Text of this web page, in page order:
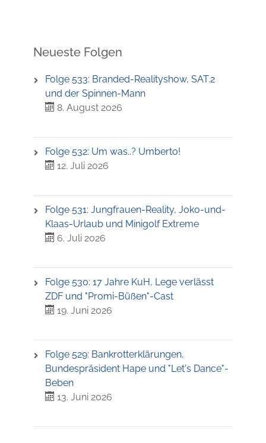
Neueste Folgen
Folge 533: Branded-Realityshow, SAT.2
und der Spinnen-Mann
8. August 2026
Folge 532: Um was..? Umberto!
12. Juli 2026
Folge 531: Jungfrauen-Reality, Joko-und-
Klaas-Urlaub und Minigolf Extreme
6. Juli 2026
Folge 530: 17 Jahre KuH, Lege verlässt
ZDF und "Promi-Büßen"-Cast
19. Juni 2026
Folge 529: Bankrotterklärungen,
Bundespräsident Hape und "Let's Dance"-
Beben
13. Juni 2026